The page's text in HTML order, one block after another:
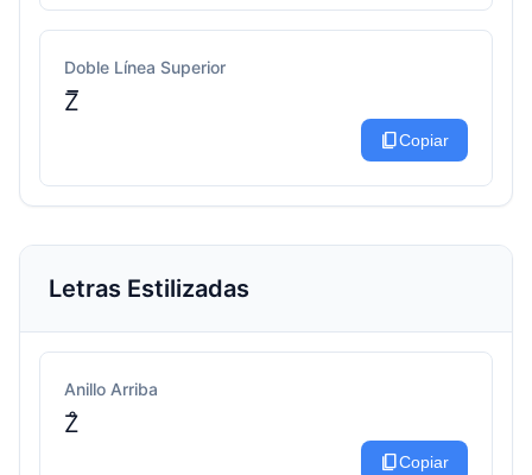
Doble Línea Superior
Z̅̅
content_copyCopiar
Letras Estilizadas
Anillo Arriba
Z̊
content_copyCopiar